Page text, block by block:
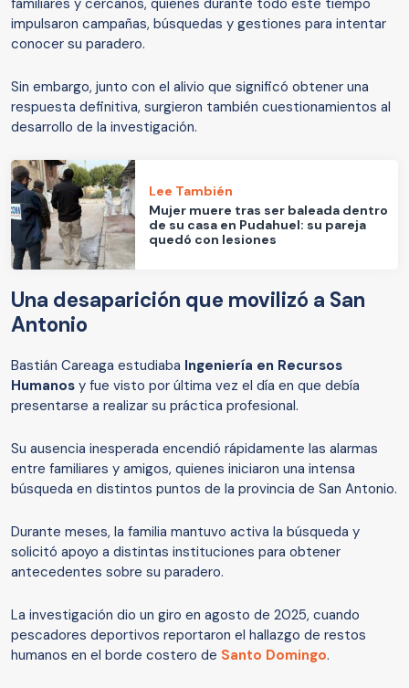
familiares y cercanos, quienes durante todo este tiempo
impulsaron campañas, búsquedas y gestiones para intentar
conocer su paradero.
Sin embargo, junto con el alivio que significó obtener una
respuesta definitiva, surgieron también cuestionamientos al
desarrollo de la investigación.
Lee También
Mujer muere tras ser baleada dentro
de su casa en Pudahuel: su pareja
quedó con lesiones
Una desaparición que movilizó a San
Antonio
Bastián Careaga estudiaba Ingeniería en Recursos
Humanos y fue visto por última vez el día en que debía
presentarse a realizar su práctica profesional.
Su ausencia inesperada encendió rápidamente las alarmas
entre familiares y amigos, quienes iniciaron una intensa
búsqueda en distintos puntos de la provincia de San Antonio.
Durante meses, la familia mantuvo activa la búsqueda y
solicitó apoyo a distintas instituciones para obtener
antecedentes sobre su paradero.
La investigación dio un giro en agosto de 2025, cuando
pescadores deportivos reportaron el hallazgo de restos
humanos en el borde costero de Santo Domingo.